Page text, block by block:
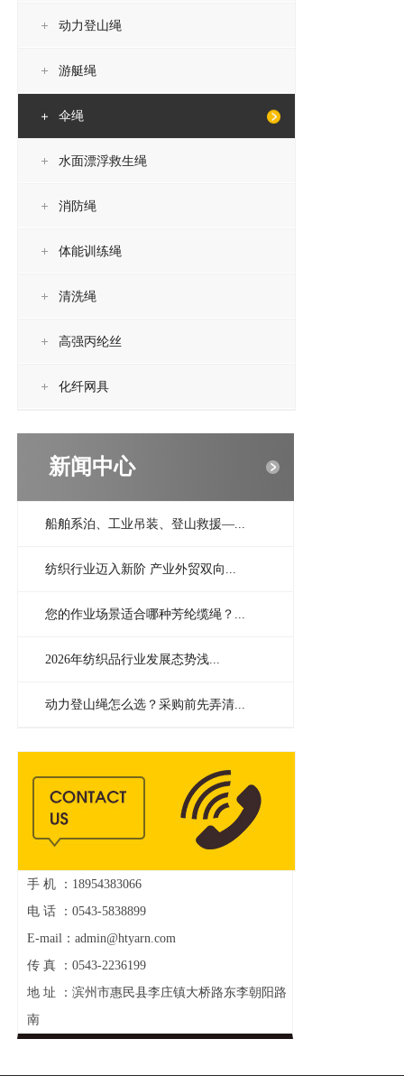
动力登山绳
游艇绳
伞绳
水面漂浮救生绳
消防绳
体能训练绳
清洗绳
高强丙纶丝
化纤网具
新闻中心
船舶系泊、工业吊装、登山救援—...
纺织行业迈入新阶 产业外贸双向...
您的作业场景适合哪种芳纶缆绳？...
2026年纺织品行业发展态势浅...
动力登山绳怎么选？采购前先弄清...
手 机 ：18954383066
电 话 ：0543-5838899
E-mail：admin@htyarn.com
传 真 ：0543-2236199
地 址 ：滨州市惠民县李庄镇大桥路东李朝阳路
南